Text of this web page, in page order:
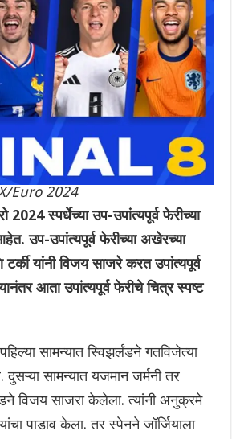
Euro 2024
स्पर्धेच्या उप-उपांत्यपूर्व फेरीच्या
उप-उपांत्यपूर्व फेरीच्या अखेरच्या
यांनी विजय साजरे करत उपांत्यपूर्व
आता उपांत्यपूर्व फेरीचे चित्र स्पष्ट
सामन्यात स्विझर्लंडने गतविजेत्या
सामन्यात यजमान जर्मनी तर
विजय साजरा केलेला. त्यांनी अनुक्रमे
पाडाव केला. तर स्पेनने जॉर्जियाला